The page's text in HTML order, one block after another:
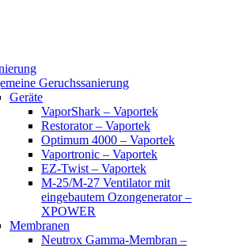
Geruchssanierung
Geräte
VaporShark – Vaportek
Restorator – Vaportek
Optimum 4000 – Vaportek
Vaportronic – Vaportek
EZ-Twist – Vaportek
M-25/M-27 Ventilator mit
eingebautem Ozongenerator –
XPOWER
Membranen
Neutrox Gamma-Membran –